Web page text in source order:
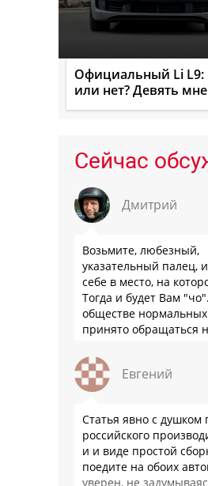
Официальный Li L9:
или нет? Девять
Сейчас
Дмитрий
Возьмите, любезный,
указательный палец,
себе в место, на
Тогда и будет Вам
обществе
принято обращаться
Евгений
Статья явно с душком
российского
и и виде простой
поедите на обоих
уверен, не